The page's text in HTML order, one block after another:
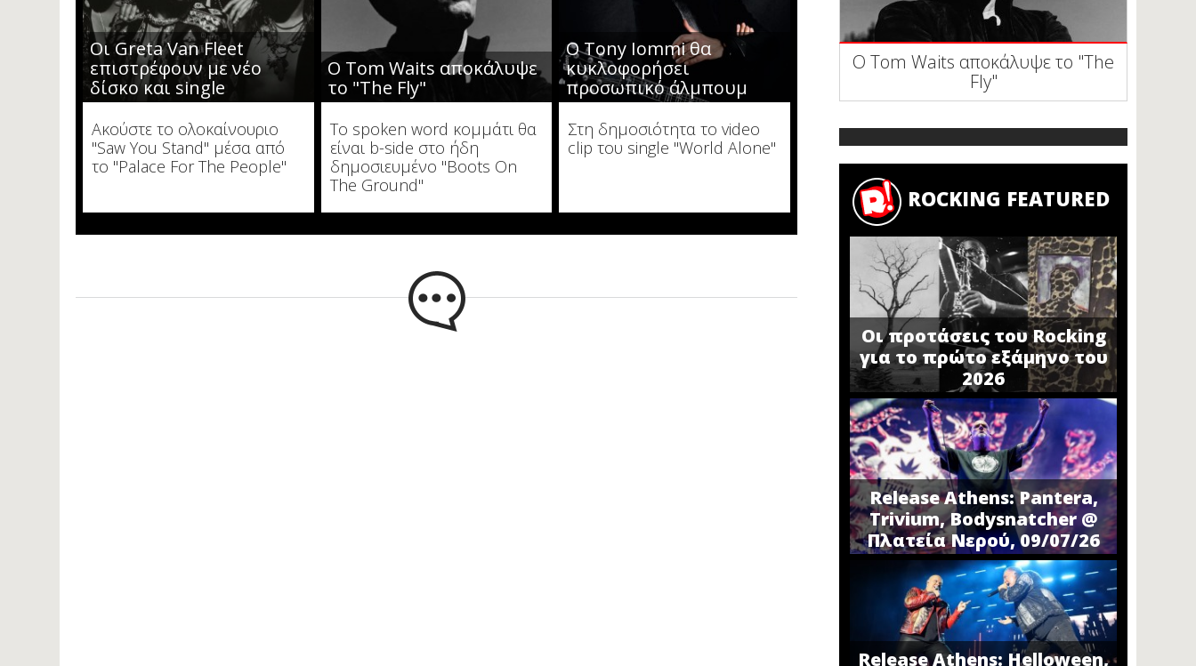
Οι Greta Van Fleet
επιστρέφουν με νέο
δίσκο και single
Ακούστε το ολοκαίνουριο
"Saw You Stand" μέσα από
το "Palace For The People"
Ο Tom Waits αποκάλυψε
το "The Fly"
To spoken word κομμάτι θα
είναι b-side στο ήδη
δημοσιευμένο "Boots On
The Ground"
Ο Tony Iommi θα
κυκλοφορήσει
προσωπικό άλμπουμ
Στη δημοσιότητα το video
clip του single "World Alone"
Ο Tom Waits αποκάλυψε το "The
Fly"
ROCKING FEATURED
Οι προτάσεις του Rocking
για το πρώτο εξάμηνο του
2026
Release Athens: Pantera,
Trivium, Bodysnatcher @
Πλατεία Νερού, 09/07/26
Release Athens: Helloween,